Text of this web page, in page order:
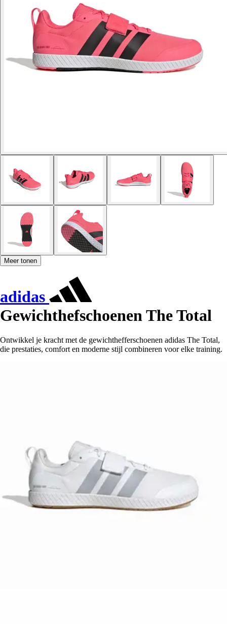
Meer tonen
adidas
Gewichthefschoenen The Total
Ontwikkel je kracht met de gewichthefferschoenen adidas The Total,
die prestaties, comfort en moderne stijl combineren voor elke training.